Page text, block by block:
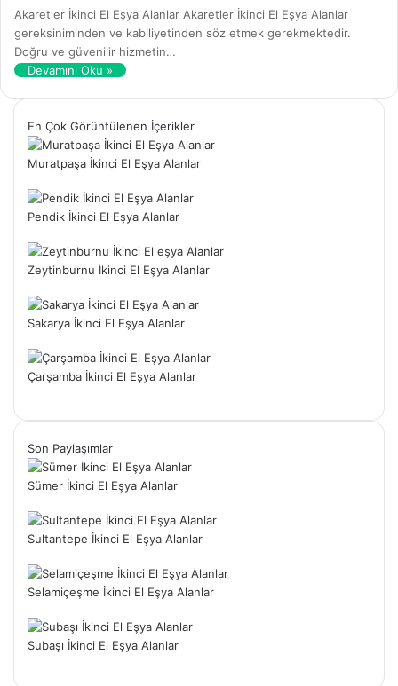
Akaretler İkinci El Eşya Alanlar Akaretler İkinci El Eşya Alanlar
gereksiniminden ve kabiliyetinden söz etmek gerekmektedir.
Doğru ve güvenilir hizmetin…
Devamını Oku »
En Çok Görüntülenen İçerikler
Muratpaşa İkinci El Eşya Alanlar
Pendik İkinci El Eşya Alanlar
Zeytinburnu İkinci El Eşya Alanlar
Sakarya İkinci El Eşya Alanlar
Çarşamba İkinci El Eşya Alanlar
Son Paylaşımlar
Sümer İkinci El Eşya Alanlar
Sultantepe İkinci El Eşya Alanlar
Selamiçeşme İkinci El Eşya Alanlar
Subaşı İkinci El Eşya Alanlar